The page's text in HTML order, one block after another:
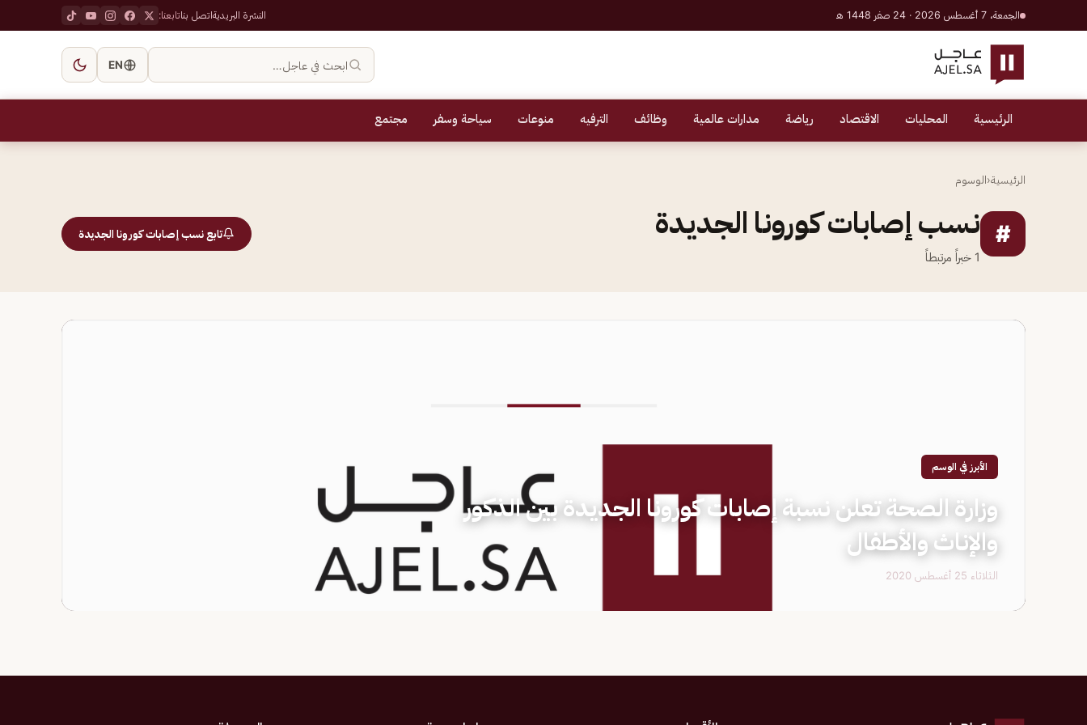
الجمعة، 7 أغسطس 2026 · 24 صفر 1448 هـ النشرة البريديةاتصل بناتابعنا:
ابحث في عاجل… EN
الرئيسية المحليات الاقتصاد رياضة مدارات عالمية وظائف الترفيه منوعات سياحة وسفر مجتمع
الرئيسية‹الوسوم
# نسب إصابات كورونا الجديدة
1 خبراً مرتبطاً
تابع نسب إصابات كورونا الجديدة
الأبرز في الوسم
وزارة الصحة تعلن نسبة إصابات كورونا الجديدة بين الذكور
والإناث والأطفال
الثلاثاء 25 أغسطس 2020